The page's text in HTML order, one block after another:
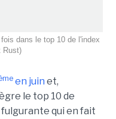
dans le top 10 de l'index
Rust)
en juin et,
le top 10 de
qui en fait